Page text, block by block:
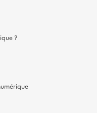
?